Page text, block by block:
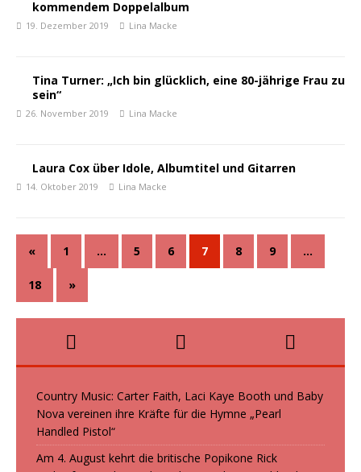
kommendem Doppelalbum
19. Dezember 2019 Lina Macke
Tina Turner: „Ich bin glücklich, eine 80-jährige Frau zu
sein“
26. November 2019 Lina Macke
Laura Cox über Idole, Albumtitel und Gitarren
14. Oktober 2019 Lina Macke
« 1 … 5 6 7 8 9 …
18 »
Country Music: Carter Faith, Laci Kaye Booth und Baby
Nova vereinen ihre Kräfte für die Hymne „Pearl
Handled Pistol“
Am 4. August kehrt die britische Popikone Rick